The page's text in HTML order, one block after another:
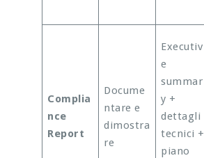
Complia
nce
Report
Docume
ntare e
dimostra
re
Executiv
e
summar
y +
dettagli
tecnici +
piano